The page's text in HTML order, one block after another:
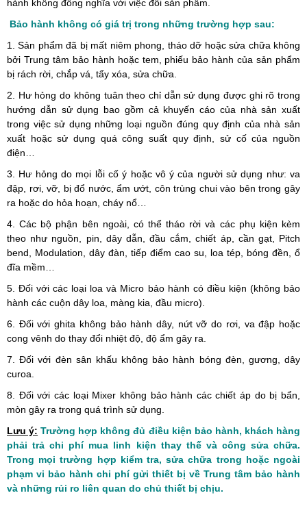
hành không đồng nghĩa với việc đổi sản phẩm.
Bảo hành không có giá trị trong những trường hợp sau:
1. Sản phẩm đã bị mất niêm phong, tháo dỡ hoặc sửa chữa không
bởi Trung tâm bảo hành hoặc tem, phiếu bảo hành của sản phẩm
bị rách rời, chắp vá, tẩy xóa, sửa chữa.
2. Hư hỏng do không tuân theo chỉ dẫn sử dụng được ghi rõ trong
hướng dẫn sử dụng bao gồm cả khuyến cáo của nhà sản xuất
trong việc sử dụng những loại nguồn đúng quy định của nhà sản
xuất hoặc sử dụng quá công suất quy định, sử cố của nguồn
điện…
3. Hư hỏng do mọi lỗi cố ý hoặc vô ý của người sử dụng như: va
đập, rơi, vỡ, bị đổ nước, ẩm ướt, côn trùng chui vào bên trong gây
ra hoặc do hỏa hoạn, cháy nổ…
4. Các bộ phận bên ngoài, có thể tháo rời và các phụ kiện kèm
theo như nguồn, pin, dây dẫn, đầu cắm, chiết áp, cần gạt, Pitch
bend, Modulation, dây đàn, tiếp điểm cao su, loa tép, bóng đền, ổ
đĩa mềm…
5. Đối với các loại loa và Micro bảo hành có điều kiện (không bảo
hành các cuộn dây loa, màng kia, đầu micro).
6. Đối với ghita không bảo hành dây, nứt vỡ do rơi, va đập hoặc
cong vênh do thay đổi nhiệt độ, độ ẩm gây ra.
7. Đối với đèn sân khấu không bảo hành bóng đèn, gương, dây
curoa.
8. Đối với các loại Mixer không bảo hành các chiết áp do bị bẩn,
mòn gây ra trong quá trình sử dụng.
Lưu ý: Trường hợp không đủ điều kiện bảo hành, khách hàng
phải trả chi phí mua linh kiện thay thế và công sửa chữa.
Trong mọi trường hợp kiểm tra, sửa chữa trong hoặc ngoài
phạm vi bảo hành chi phí gửi thiết bị về Trung tâm bảo hành
và những rủi ro liên quan do chủ thiết bị chịu.